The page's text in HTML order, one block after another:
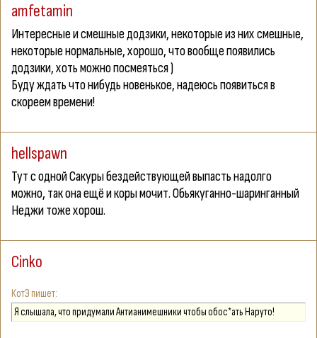
amfetamin
Интересные и смешные додзики, некоторые из них смешные,
некоторые нормальные, хорошо, что вообще появились
додзики, хоть можно посмеяться )
Буду ждать что нибудь новенькое, надеюсь появиться в
скореем времени!
hellspawn
Тут с одной Сакуры бездействующей выпасть надолго
можно, так она ещё и коры мочит. Обьякуганно-шаринганный
Неджи тоже хорош.
Cinko
КотЭ
Я слышала, что придумали Антианимешники чтобы обос*ать Наруто!